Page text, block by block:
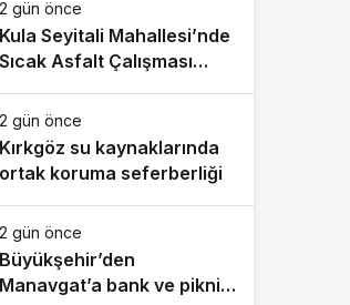
2 gün önce
Kula Seyitali Mahallesi’nde
Sıcak Asfalt Çalışması
2 gün önce
Kırkgöz su kaynaklarında
ortak koruma seferberliği
2 gün önce
Büyükşehir’den
Manavgat’a bank ve piknik